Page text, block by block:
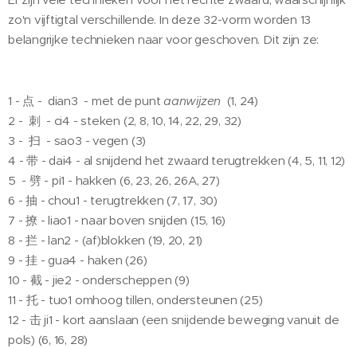
zo'n vijftigtal verschillende. In deze 32-vorm worden 13
belangrijke technieken naar voor geschoven. Dit zijn ze:
1 - 点 - dian3 - met de puntaanwijzen (1, 24)
2 - 刺 - ci4 - steken (2, 8, 10, 14, 22, 29, 32)
3 - 扫 - sao3 - vegen (3)
4 - 带 - dai4 - al snijdend het zwaard terugtrekken (4, 5, 11, 12)
5 - 劈 - pi1 - hakken (6, 23, 26, 26A, 27)
6 - 抽 - chou1 - terugtrekken (7, 17, 30)
7 - 撩 - liao1 - naar boven snijden (15, 16)
8 - 拦 - lan2 - (af)blokken (19, 20, 21)
9 - 挂 - gua4 - haken (26)
10 - 截 - jie2 - onderscheppen (9)
11 - 托 - tuo1 omhoog tillen, ondersteunen (25)
12 - 击 ji1 - kort aanslaan (een snijdende beweging vanuit de
pols) (6, 16, 28)